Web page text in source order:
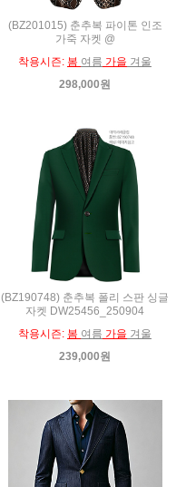
(BZ201015) 춘추복 파이톤 인조
가죽 자켓 @
착용시즌: 봄 여름 가을 겨울
298,000원
(BZ190748) 춘추복 폴리 스판 싱글
자켓 DW25456_250904
착용시즌: 봄 여름 가을 겨울
239,000원